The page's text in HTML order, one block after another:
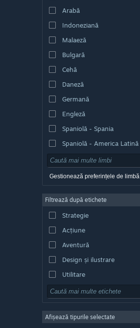
Arabă
Indoneziană
Malaeză
Bulgară
Cehă
Daneză
Germană
Engleză
Spaniolă - Spania
Spaniolă - America Latină
Gestionează preferințele de limbă
Filtrează după etichete
Strategie
Acțiune
Aventură
Design și ilustrare
Utilitare
Gratuit
Număr masiv de jucători
Afișează tipurile selectate